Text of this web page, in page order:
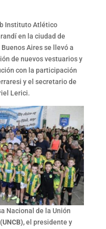
Instituto Atlético
en la ciudad de
Aires se llevó a
de nuevos vestuarios y
con la participación
y el secretario de
Lerici.
Nacional de la Unión
(UNCB),el presidente y